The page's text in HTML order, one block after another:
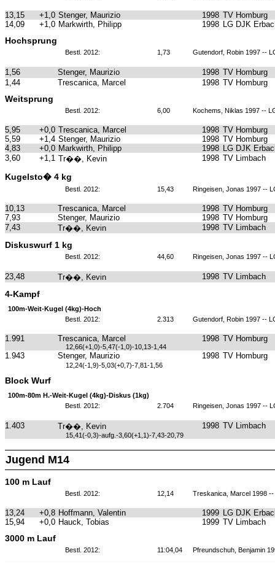
13,15 +1,0 Stenger, Maurizio 1998 TV Homburg
14,09
+1,0 Markwirth, Philipp 1998 LG DJK
Hochsprung
Bestl. 2012: 1,73 Gutendorf, Robin 1997 --
1,56 Stenger, Maurizio 1998 TV Homburg
1,44
Trescanica, Marcel 1998 TV Homburg
Weitsprung
Bestl. 2012: 6,00 Kochems, Niklas 1997 --
5,95 +0,0 Trescanica, Marcel 1998 TV Homburg
5,59
+1,4 Stenger, Maurizio 1998 TV Homburg
4,83
+0,0 Markwirth, Philipp 1998 LG DJK
3,60
+1,1 Tr��, Kevin 1998 TV Limbach
Kugelsto� 4 kg
Bestl. 2012: 15,43 Ringeisen, Jonas 1997 --
10,13 Trescanica, Marcel 1998 TV Homburg
7,93
Stenger, Maurizio 1998 TV Homburg
7,43
Tr��, Kevin 1998 TV Limbach
Diskuswurf 1 kg
Bestl. 2012: 44,60 Ringeisen, Jonas 1997 --
23,48 Tr��, Kevin 1998 TV Limbach
4-Kampf
100m-Weit-Kugel (4kg)-Hoch
Bestl. 2012:
2.313 Gutendorf, Robin 1997 --
1.991 Trescanica, Marcel 1998 TV Homburg
12,66(+1,0)-5,47(-1,0)-10,13-1,44
1.943 Stenger, Maurizio 1998 TV Homburg
12,24(-1,9)-5,03(+0,7)-7,81-1,56
Block Wurf
100m-80m H.-Weit-Kugel (4kg)-Diskus (1kg)
Bestl. 2012:
2.704 Ringeisen, Jonas 1997 --
1.403 Tr��, Kevin 1998 TV Limbach
15,41(-0,3)-aufg.-3,60(+1,1)-7,43-20,79
Jugend M14
100 m Lauf
Bestl. 2012: 12,14 Treskanica, Marcel 1998
13,24 +0,8 Hoffmann, Valentin 1999 LG DJK
15,94
+0,0 Hauck, Tobias 1999 TV Limbach
3000 m Lauf
Bestl. 2012: 11:04,04 Pfreundschuh, Benjamin